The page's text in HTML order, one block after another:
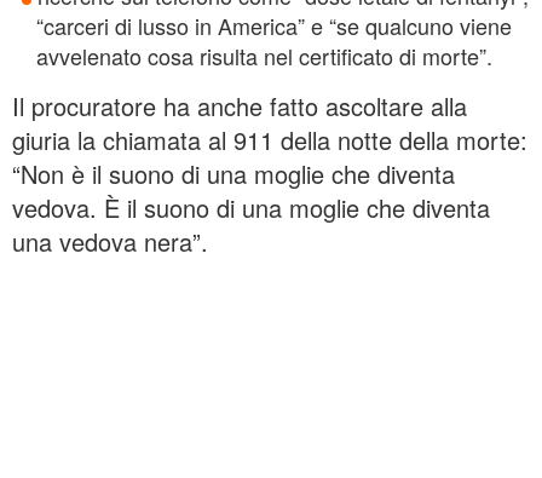
“carceri di lusso in America” e “se qualcuno viene
avvelenato cosa risulta nel certificato di morte”.
Il procuratore ha anche fatto ascoltare alla
giuria la chiamata al 911 della notte della morte:
“Non è il suono di una moglie che diventa
vedova. È il suono di una moglie che diventa
una vedova nera”.